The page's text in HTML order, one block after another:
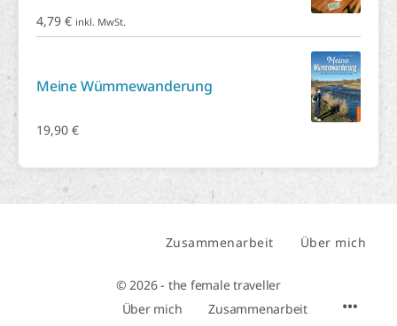
4,79 € inkl. MwSt.
Meine Wümmewanderung
19,90 €
Zusammenarbeit Über mich
© 2026 - the female traveller
Über mich
Zusammenarbeit